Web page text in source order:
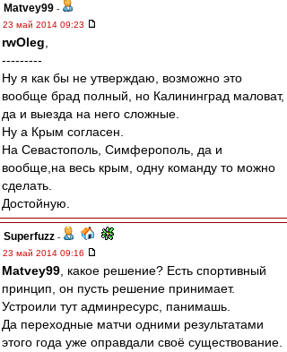
Matvey99 -
23 май 2014 09:23
rwOleg
---------
Ну я как бы не утверждаю, возможно это
вообще брад полный, но Калининград маловат,
да и выезда на него сложные.
Ну а Крым согласен.
На Севастополь, Симферополь, да и
вообще,на весь крым, одну команду то можно
сделать.
Достойную.
Superfuzz -
23 май 2014 09:16
Matvey99 , какое решение? Есть спортивный
принцип, он пусть решение принимает.
Устроили тут админресурс, панимашь.
Да переходные матчи одними результатами
этого года уже оправдали своё существование.